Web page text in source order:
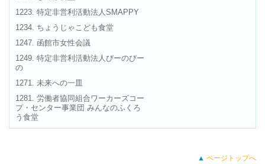
1223. 特定非営利活動法人SMAPPY
1234. ちょうじゃこども食堂
1247. 函館市女性会議
1249. 特定非営利活動法人びーのびー
の
1271. 未来への一皿
1281. 労働者協同組合ワーカーズコー
プ・センター事業団 みんなのふくろ
う食堂
▲ ページトップへ